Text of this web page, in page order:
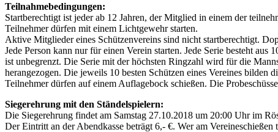
Teilnahmebedingungen:
Startberechtigt ist jeder ab 12 Jahren, der Mitglied in einem der
Teilnehmer dürfen mit einem Lichtgewehr starten.
Aktive Mitglieder eines Schützenvereins sind nicht startberechtigt.
Jede Person kann nur für einen Verein starten. Jede Serie besteht aus
ist unbegrenzt. Die Serie mit der höchsten Ringzahl wird für die
herangezogen. Die jeweils 10 besten Schützen eines Vereines bilden
Teilnehmer dürfen auf einem Auflagebock schießen. Die
Siegerehrung mit den Ständelspielern:
Die Siegerehrung findet am Samstag 27.10.2018 um 20:00 Uhr im
Der Eintritt an der Abendkasse beträgt 6,- €. Wer am Vereineschießen